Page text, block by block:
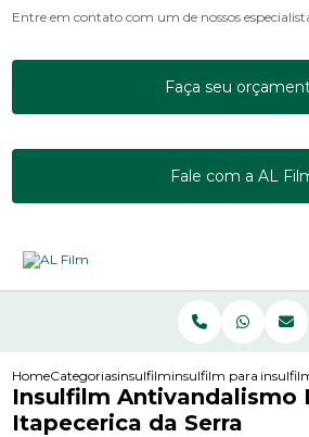
Entre em contato com um de nossos
Faça seu
Fale com a AL
HomeCategoriasinsulfilminsulfilm para acrilico
Insulfilm Antivandalismo
Itapecerica da Serra